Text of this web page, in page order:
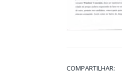
COMPARTILHAR: